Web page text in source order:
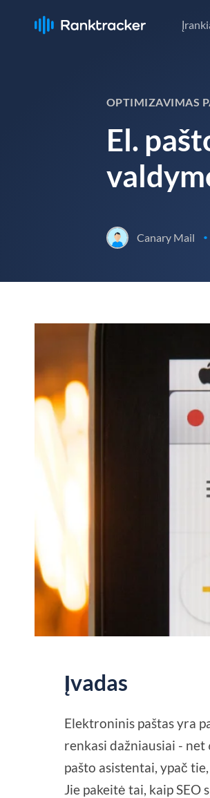
OPTIMIZAVIMAS
El.
Canary Mail •
Įvadas
Elektroninis paštas yra
renkasi dažniausiai - net
pašto asistentai, ypač
Jie pakeitė tai, kaip